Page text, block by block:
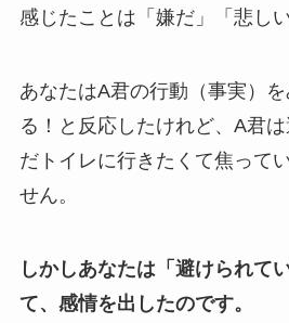
感じたことは「嫌だ」「悲し
あなたはA君の行動（事実）
る！と反応したけれど、A君
だトイレに行きたくて焦って
せん。
しかしあなたは「避けられて
て、感情を出したのです。